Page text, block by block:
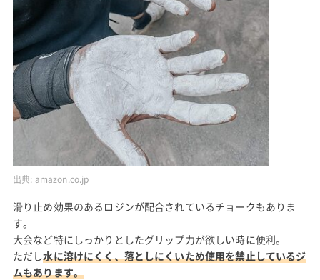
出典: amazon.co.jp
滑り止め効果のあるロジンが配合されているチョークもありま
す。
大会など特にしっかりとしたグリップ力が欲しい時に便利。
ただし水に溶けにくく、落としにくいため使用を禁止しているジ
ムもあります。